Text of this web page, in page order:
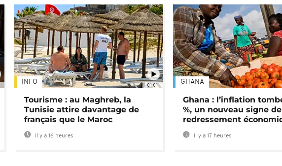
01:01
INFO
Tourisme : au Maghreb, la
Tunisie attire davantage de
français que le Maroc
Il y a 16 heures
GHANA
Ghana : l’inflation
%, un nouveau signe de
redressement
Il y a 17 heures